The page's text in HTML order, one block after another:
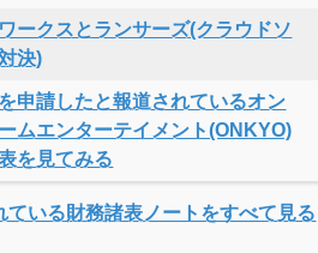
ークスとランサーズ(クラウドソ
決)
申請したと報道されているオン
ムエンターテイメント(ONKYO)
を見てみる
ている財務諸表ノートをすべて見る